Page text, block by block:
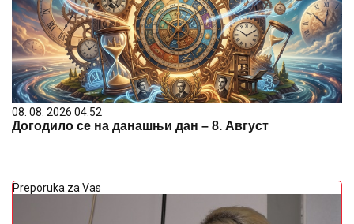
08. 08. 2026 04:52
Догодило се на данашњи дан – 8. Август
Preporuka za Vas